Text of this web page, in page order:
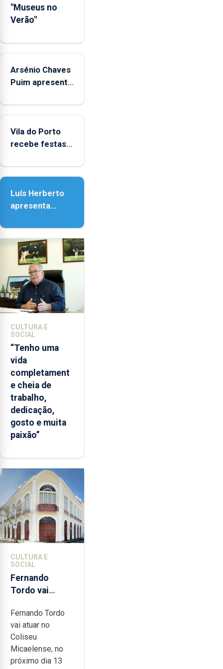
das
crianças
"Museus no
Verão"
Arsénio Chaves
Puim apresenta
Biblioteca de
Vila do Porto
recebe festas
Nossa Senhora
Luís Herberto
apresenta
Paisagem’
CULTURA E
SOCIAL
“Tenho uma
vida
completament
e cheia de
trabalho,
dedicação,
gosto e muita
paixão”
CULTURA E
SOCIAL
Fernando
Tordo vai
anos de
carreira no
Coliseu
Micaelense
Fernando Tordo
vai atuar no
Coliseu
Micaelense, no
próximo dia 13